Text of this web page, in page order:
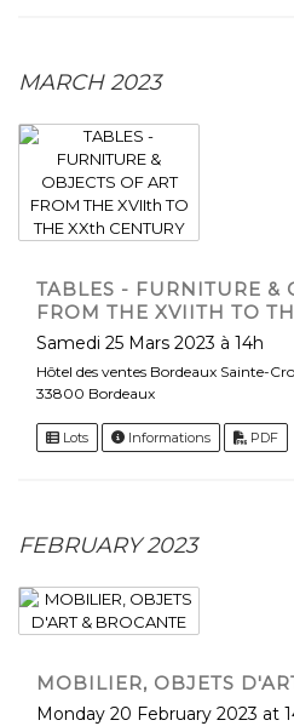
MARCH 2023
TABLES - FURNITURE &
FROM THE XVIITH TO
Samedi 25 Mars 2023 à 14h
Hôtel des ventes Bordeaux Sainte-
33800 Bordeaux
Lots Informations PDF
FEBRUARY 2023
MOBILIER, OBJETS
Monday 20 February 2023 at